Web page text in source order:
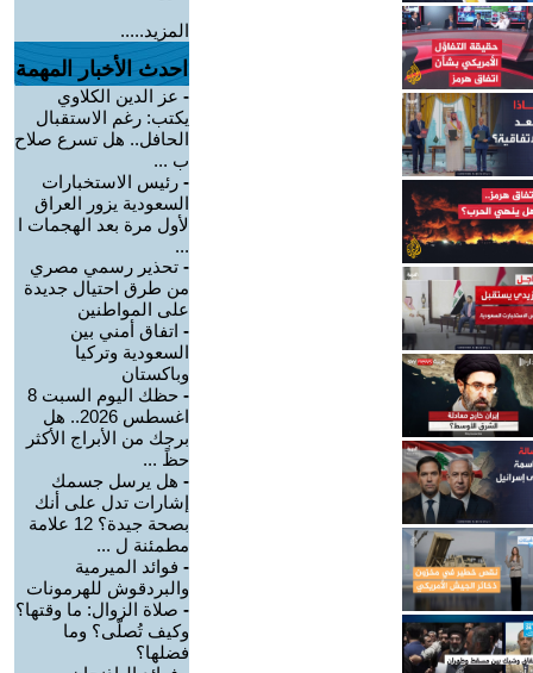
المزيد.....
احدث الأخبار المهمة
- عز الدين الكلاوي
يكتب: رغم الاستقبال
الحافل.. هل تسرع صلاح
ب ...
- رئيس الاستخبارات
السعودية يزور العراق
لأول مرة بعد الهجمات ا
...
- تحذير رسمي مصري
من طرق احتيال جديدة
على المواطنين
- اتفاق أمني بين
السعودية وتركيا
وباكستان
-
حظك اليوم السبت 8
اغسطس 2026.. هل
برجك من الأبراج الأكثر
حظً ...
- هل يرسل جسمك
إشارات تدل على أنك
بصحة جيدة؟ 12 علامة
مطمئنة ل ...
- فوائد الميرمية
والبردقوش للهرمونات
- صلاة الزوال: ما وقتها؟
وكيف تُصلّى؟ وما
فضلها؟